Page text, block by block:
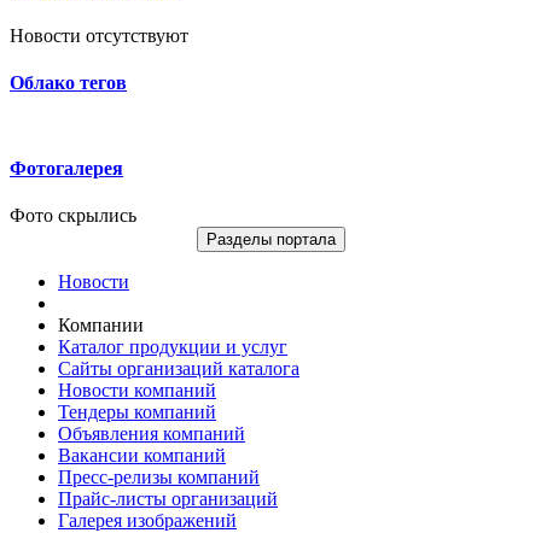
Новости отсутствуют
Облако тегов
Фотогалерея
Фото скрылись
Разделы портала
Новости
Компании
Каталог продукции и услуг
Сайты организаций каталога
Новости компаний
Тендеры компаний
Объявления компаний
Вакансии компаний
Пресс-релизы компаний
Прайс-листы организаций
Галерея изображений